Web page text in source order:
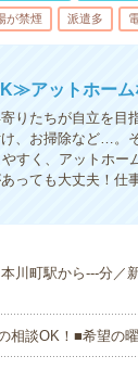
が禁煙 派遣多
アットホーム
りたちが自立を
、お掃除など…。
すく、アットホー
っても大丈夫！仕
川町駅から---分／
相談OK！■希望の